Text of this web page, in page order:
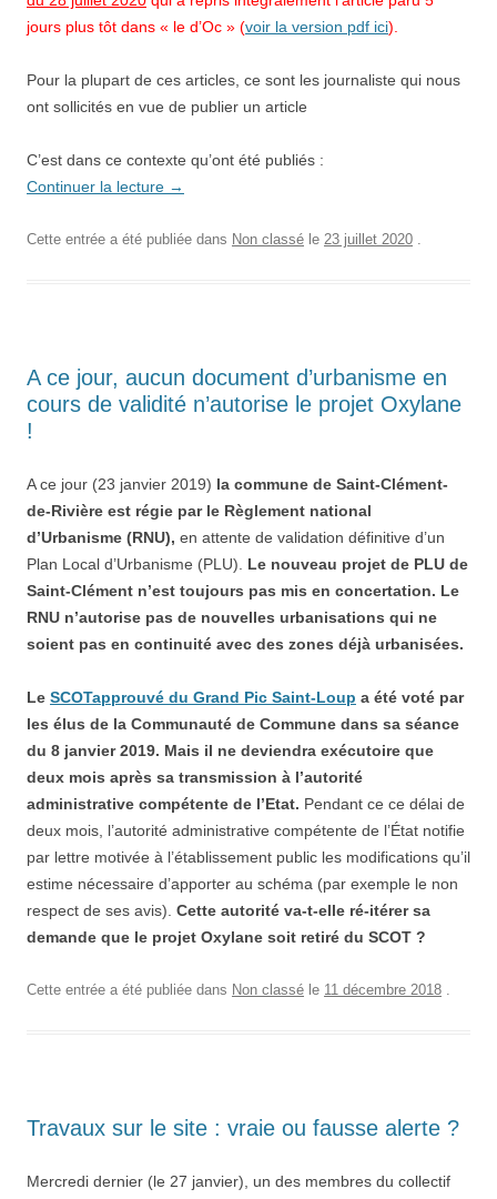
jours plus tôt dans « le d’Oc » (voir la version pdf ici).
Pour la plupart de ces articles, ce sont les journaliste qui nous
ont sollicités en vue de publier un article
C’est dans ce contexte qu’ont été publiés :
Continuer la lecture →
Cette entrée a été publiée dans Non classé le 23 juillet 2020 .
A ce jour, aucun document d’urbanisme en
cours de validité n’autorise le projet Oxylane
!
A ce jour (23 janvier 2019) la commune de Saint-Clément-
de-Rivière est régie par le Règlement national
d’Urbanisme (RNU), en attente de validation définitive d’un
Plan Local d’Urbanisme (PLU).
Le nouveau projet de PLU de
Saint-Clément n’est toujours pas mis en concertation. Le
RNU n’autorise pas de nouvelles urbanisations qui ne
soient pas en continuité avec des zones déjà urbanisées.
Le SCOTapprouvé du Grand Pic Saint-Loup a été voté par
les élus de la Communauté de Commune dans sa séance
du 8 janvier 2019. Mais il ne deviendra exécutoire que
deux mois après sa transmission à l’autorité
administrative compétente de l’Etat. Pendant ce ce délai de
deux mois, l’autorité administrative compétente de l’État notifie
par lettre motivée à l’établissement public les modifications qu’il
estime nécessaire d’apporter au schéma (par exemple le non
respect de ses avis). Cette autorité va-t-elle ré-itérer sa
demande que le projet Oxylane soit retiré du SCOT ?
Cette entrée a été publiée dans Non classé le 11 décembre 2018 .
Travaux sur le site : vraie ou fausse alerte ?
Mercredi dernier (le 27 janvier), un des membres du collectif